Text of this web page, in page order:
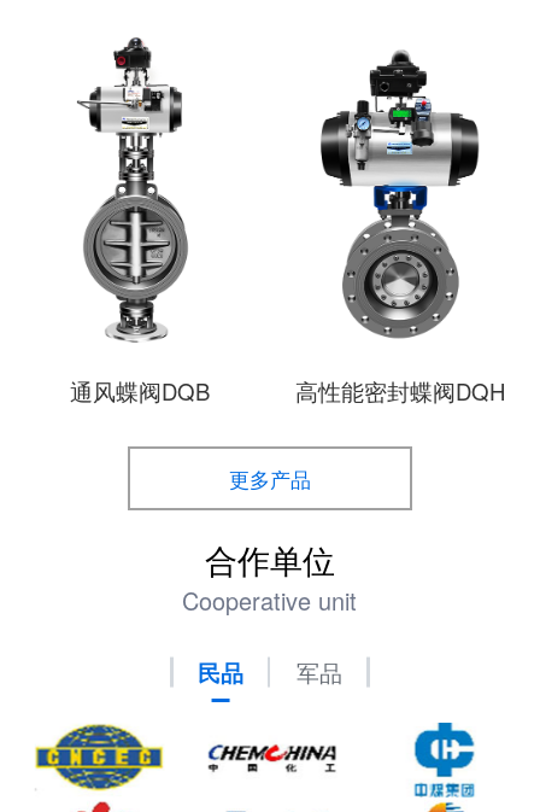
通风蝶阀DQB 高性能密封蝶阀DQH
更多产品
合作单位
Cooperative unit
民品 军品